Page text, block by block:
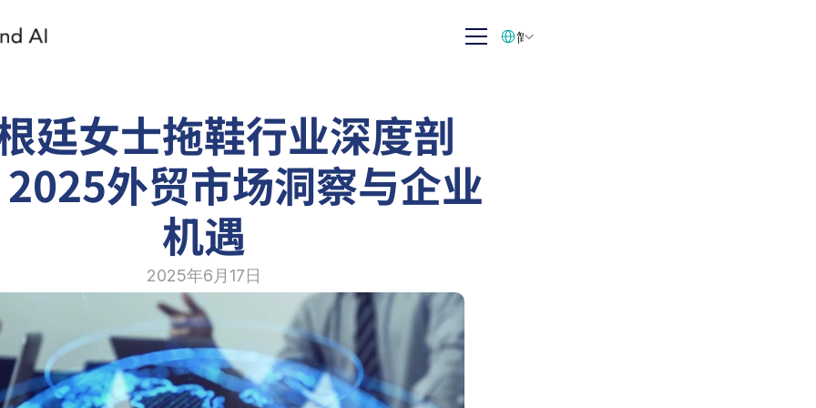
廷女士拖鞋行业深度剖
外贸市场洞察与企业
机遇
2025年6月17日
简体中文